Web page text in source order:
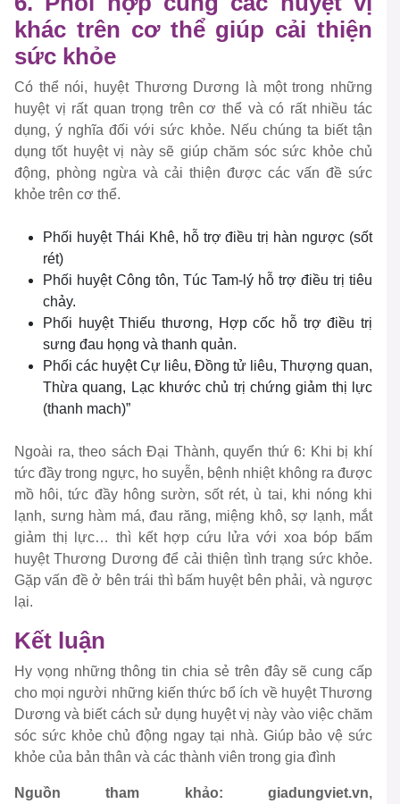
khác trên cơ thể giúp cải thiện
sức khỏe
Có thể nói, huyệt Thương Dương là một trong những
huyệt vị rất quan trọng trên cơ thể và có rất nhiều tác
dụng, ý nghĩa đối với sức khỏe. Nếu chúng ta biết tận
dụng tốt huyệt vị này sẽ giúp chăm sóc sức khỏe chủ
động, phòng ngừa và cải thiện được các vấn đề sức
khỏe trên cơ thể.
Phối huyệt Thái Khê, hỗ trợ điều trị hàn ngược (sốt
rét)
Phối huyệt Công tôn, Túc Tam-lý hỗ trợ điều trị tiêu
chảy.
Phối huyệt Thiếu thương, Hợp cốc hỗ trợ điều trị
sưng đau họng và thanh quản.
Phối các huyệt Cự liêu, Đồng tử liêu, Thượng quan,
Thừa quang, Lạc khước chủ trị chứng giảm thị lực
(thanh mach)”
Ngoài ra, theo sách Đại Thành, quyển thứ 6: Khi bị khí
tức đầy trong ngực, ho suyễn, bệnh nhiệt không ra được
mồ hôi, tức đầy hông sườn, sốt rét, ù tai, khi nóng khi
lạnh, sưng hàm má, đau răng, miệng khô, sợ lạnh, mắt
giảm thị lực… thì kết hợp cứu lửa với xoa bóp bấm
huyệt Thương Dương để cải thiện tình trạng sức khỏe.
Gặp vấn đề ở bên trái thì bấm huyệt bên phải, và ngược
lại.
Kết luận
Hy vọng những thông tin chia sẻ trên đây sẽ cung cấp
cho mọi người những kiến thức bổ ích về huyệt Thương
Dương và biết cách sử dụng huyệt vị này vào việc chăm
sóc sức khỏe chủ động ngay tại nhà. Giúp bảo vệ sức
khỏe của bản thân và các thành viên trong gia đình
Nguồn tham khảo: giadungviet.vn,